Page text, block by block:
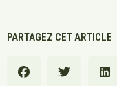
PARTAGEZ CET ARTICLE